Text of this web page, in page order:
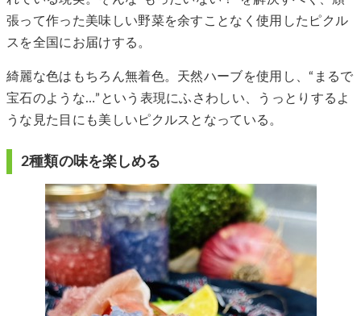
張って作った美味しい野菜を余すことなく使用したピクル
スを全国にお届けする。
綺麗な色はもちろん無着色。天然ハーブを使用し、“まるで
宝石のような…”という表現にふさわしい、うっとりするよ
うな見た目にも美しいピクルスとなっている。
2種類の味を楽しめる